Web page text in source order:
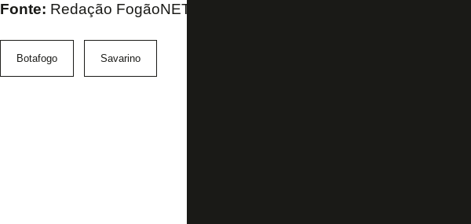
Fonte: Redação FogãoNET e Sofascore
Botafogo Savarino